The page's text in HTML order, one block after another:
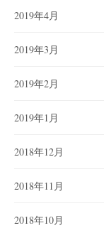
2019年4月
2019年3月
2019年2月
2019年1月
2018年12月
2018年11月
2018年10月